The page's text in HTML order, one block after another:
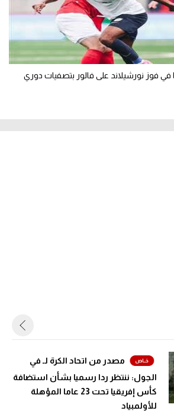
في فوز نورشيلاند على فالور بتصفيات دوري
مصدر من اتحاد الكرة لـ في
الجول: ننتظر ردا رسميا بشأن استضافة
كأس إفريقيا تحت 23 عاما المؤهلة
للأولمبياد